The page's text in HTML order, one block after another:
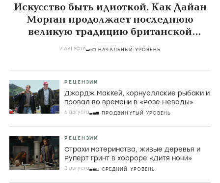
Искусство быть идиоткой. Как Дайан
Морган продолжает последнюю
великую традицию британской
комедии
7 АВГУСТА НАЧАЛЬНЫЙ УРОВЕНЬ
РЕЦЕНЗИИ
Джордж МакКей, корнуоллские рыбаки и
провал во времени в «Розе Невады»
6 августа ПРОДВИНУТЫЙ УРОВЕНЬ
РЕЦЕНЗИИ
Страхи материнства, живые деревья и
Руперт Гринт в хорроре «Дитя ночи»
3 августа СРЕДНИЙ УРОВЕНЬ